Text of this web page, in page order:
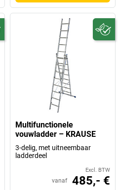
Multifunctionele
vouwladder – KRAUSE
3-delig, met uitneembaar
ladderdeel
Excl. BTW
vanaf 485,- €